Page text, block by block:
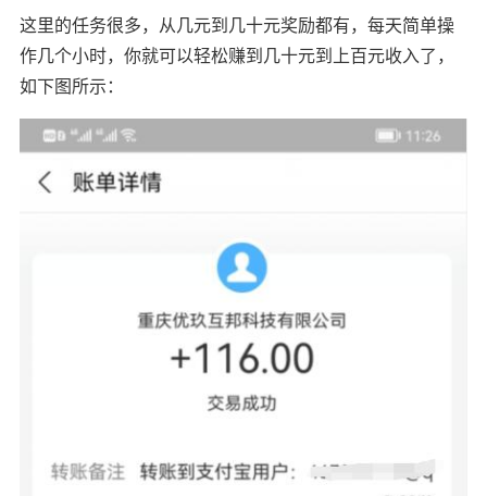
这里的任务很多，从几元到几十元奖励都有，每天简单操
作几个小时，你就可以轻松赚到几十元到上百元收入了，
如下图所示：